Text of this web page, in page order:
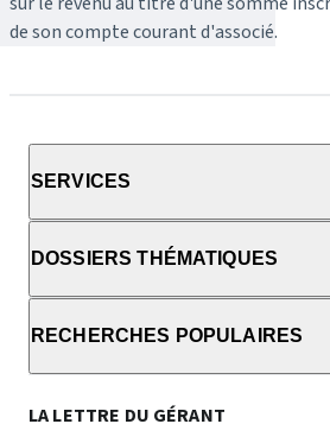
de son compte courant d'associé.
SERVICES
DOSSIERS THÉMATIQUES
RECHERCHES POPULAIRES
LA LETTRE DU GÉRANT